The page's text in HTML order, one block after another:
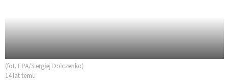
(fot. EPA/Siergiej Dolczenko)
14 lat temu